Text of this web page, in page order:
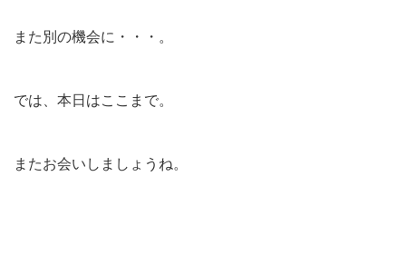
また別の機会に・・・。
では、本日はここまで。
またお会いしましょうね。